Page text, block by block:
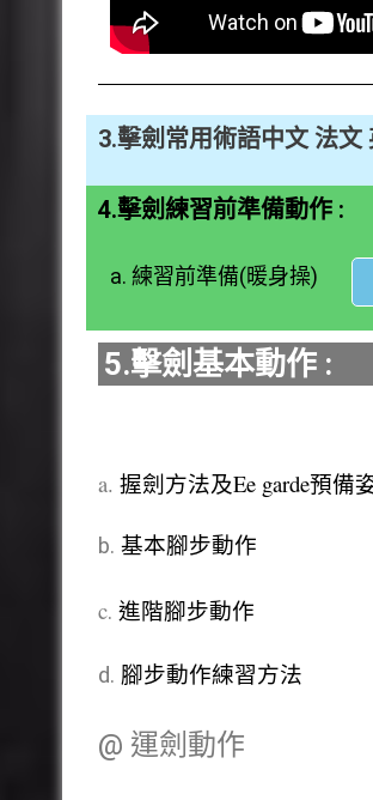
3.擊劍常用術語中文 法文
4.擊劍練習前準備動作 :
a. 練習前準備(暖身操)
5.擊劍基本動作 :
a. 握劍方法及Ee garde預備
b. 基本腳步動作
c. 進階腳步動作
d. 腳步動作練習方法
@ 運劍動作